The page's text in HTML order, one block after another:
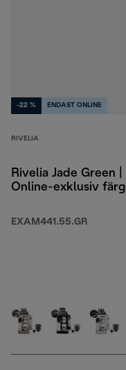
-22 % ENDAST ONLINE
RIVELIA
Rivelia Jade Green |
Online-exklusiv färg
EXAM441.55.GR